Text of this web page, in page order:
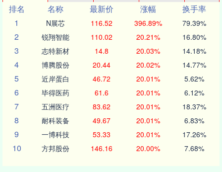
排名
名称 最新价 涨幅
换手率
1
N展芯 116.52 396.89% 79.39%
2 锐翔智能 110.02 20.21% 16.80%
3 志特新材 14.8 20.03% 14.18%
4 博腾股份 20.44 20.02% 14.77%
5 近岸蛋白 46.72 20.01% 5.62%
6 毕得医药 61.6 20.01% 6.12%
7 五洲医疗 83.62 20.01% 18.37%
8 耐科装备 49.67 20.01% 6.83%
9 一博科技 53.33 20.01% 17.26%
10 方邦股份 146.16 20.00% 7.68%